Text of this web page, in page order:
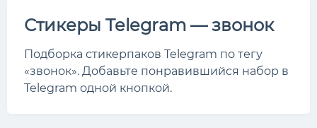
Стикеры Telegram — звонок
Подборка стикерпаков Telegram по тегу
«звонок». Добавьте понравившийся набор в
Telegram одной кнопкой.